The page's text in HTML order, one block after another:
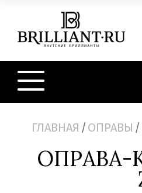
ГЛАВНАЯ / ОПРАВЫ /
ОПРАВА-